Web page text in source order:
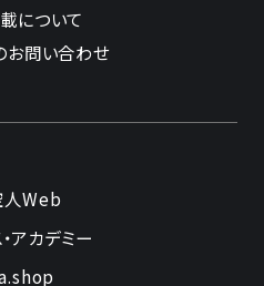
について
お問い合わせ
人Web
アカデミー